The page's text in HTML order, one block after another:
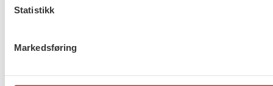
Statistikk
Markedsføring
0506 OSLO